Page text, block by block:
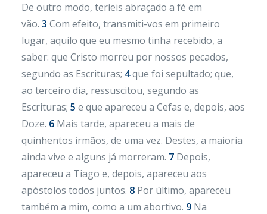
De outro modo, teríeis abraçado a fé em
vão. 3 Com efeito, transmiti-vos em primeiro
lugar, aquilo que eu mesmo tinha recebido, a
saber: que Cristo morreu por nossos pecados,
segundo as Escrituras; 4que foi sepultado; que,
ao terceiro dia, ressuscitou, segundo as
Escrituras; 5 e que apareceu a Cefas e, depois, aos
Doze. 6 Mais tarde, apareceu a mais de
quinhentos irmãos, de uma vez. Destes, a maioria
ainda vive e alguns já morreram. 7 Depois,
apareceu a Tiago e, depois, apareceu aos
apóstolos todos juntos. 8 Por último, apareceu
também a mim, como a um abortivo. 9 Na